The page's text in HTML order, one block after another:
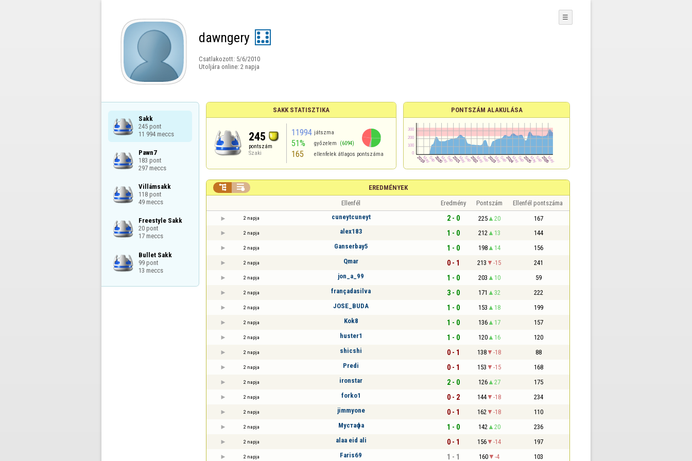
dawngery
Csatlakozott: 5/6/2010
Utoljára online: 2 napja
☰
Sakk
245 pont
11 994 meccs
Pawn7
183 pont
297 meccs
Villámsakk
118 pont
49 meccs
Freestyle Sakk
20 pont
17 meccs
Bullet Sakk
99 pont
13 meccs
SAKK STATISZTIKA
245
pontszám
Szaki
11994 játszma
51% győzelem (6094)
165 ellenfelek átlagos pontszáma
PONTSZÁM ALAKULÁSA
EREDMÉNYEK
 
Ellenfél Eredmény Pontszám Ellenfél pontszáma
2 napja cuneytcuneyt 2 - 0 225 20 167
2 napja alex183 1 - 0 212 13 144
2 napja Ganserbay5 1 - 0 198 14 156
2 napja Qmar 0 - 1 213 -15 241
2 napja jon_a_99 1 - 0 203 10 59
2 napja françadasilva 3 - 0 171 32 222
2 napja JOSE_BUDA 1 - 0 153 18 199
2 napja Kok8 1 - 0 136 17 157
2 napja huster1 1 - 0 120 16 120
2 napja shicshi 0 - 1 138 -18 88
2 napja Predi 0 - 1 153 -15 168
2 napja ironstar 2 - 0 126 27 175
2 napja forko1 0 - 2 144 -18 234
2 napja jimmyone 0 - 1 162 -18 110
2 napja Мустафа 1 - 0 142 20 236
2 napja alaa eid ali 0 - 1 156 -14 197
2 napja Faris69 1 - 1 160 -4 103